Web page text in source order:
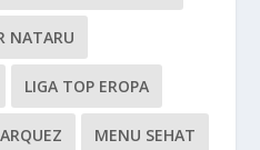
NATARU
LIGA TOP EROPA
MENU SEHAT